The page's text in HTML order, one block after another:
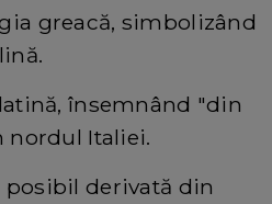
greacă, simbolizând
însemnând "din
nordul Italiei.
posibil derivată din